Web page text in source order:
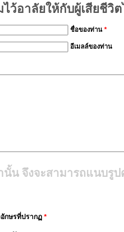
ว้อาลัยให้กับผู้เสียชีวิ
ชื่อของท่าน*
อีเมลล์ของท่าน
นั้น จึงจะสามารถแนบรู
กษรที่ปรากฏ *